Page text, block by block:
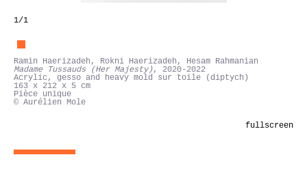
1/1
Ramin Haerizadeh, Rokni Haerizadeh, Hesam Rahmanian
Madame Tussauds (Her Majesty), 2020-2022
Acrylic, gesso and heavy mold sur toile (diptych)
163 x 212 x 5 cm
Pièce unique
© Aurélien Mole
fullscreen